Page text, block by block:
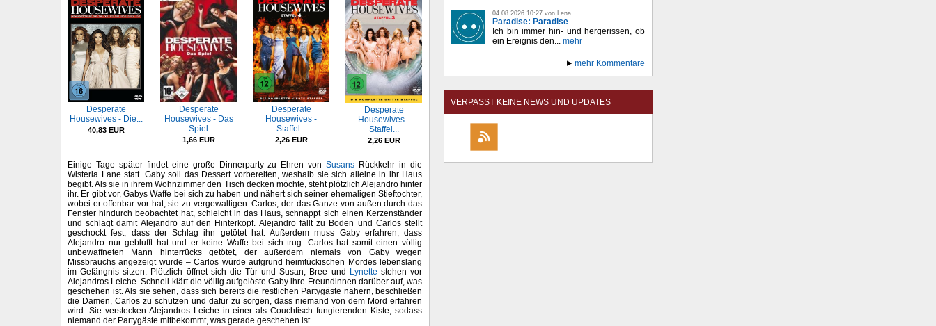
Desperate
Housewives - Die...
40,83 EUR
Desperate
Housewives - Das
Spiel
1,66 EUR
Desperate
Housewives -
Staffel...
2,26 EUR
Desperate
Housewives -
Staffel...
2,26 EUR
Einige Tage später findet eine große Dinnerparty zu Ehren vonSusans Rückkehr in die
Wisteria Lane statt. Gaby soll das Dessert vorbereiten, weshalb sie sich alleine in ihr Haus
begibt. Als sie in ihrem Wohnzimmer den Tisch decken möchte, steht plötzlich Alejandro hinter
ihr. Er gibt vor, Gabys Waffe bei sich zu haben und nähert sich seiner ehemaligen Stieftochter,
wobei er offenbar vor hat, sie zu vergewaltigen. Carlos, der das Ganze von außen durch das
Fenster hindurch beobachtet hat, schleicht in das Haus, schnappt sich einen Kerzenständer
und schlägt damit Alejandro auf den Hinterkopf. Alejandro fällt zu Boden und Carlos stellt
geschockt fest, dass der Schlag ihn getötet hat. Außerdem muss Gaby erfahren, dass
Alejandro nur geblufft hat und er keine Waffe bei sich trug. Carlos hat somit einen völlig
unbewaffneten Mann hinterrücks getötet, der außerdem niemals von Gaby wegen
Missbrauchs angezeigt wurde – Carlos würde aufgrund heimtückischen Mordes lebenslang
im Gefängnis sitzen. Plötzlich öffnet sich die Tür und Susan, Bree und
Lynette stehen vor
Alejandros Leiche. Schnell klärt die völlig aufgelöste Gaby ihre Freundinnen darüber auf, was
geschehen ist. Als sie sehen, dass sich bereits die restlichen Partygäste nähern, beschließen
die Damen, Carlos zu schützen und dafür zu sorgen, dass niemand von dem Mord erfahren
wird. Sie verstecken Alejandros Leiche in einer als Couchtisch fungierenden Kiste, sodass
niemand der Partygäste mitbekommt, was gerade geschehen ist.
04.08.2026 10:27 von Lena
Paradise: Paradise
Ich bin immer hin- und hergerissen, ob
ein Ereignis den... mehr
mehr Kommentare
VERPASST KEINE NEWS UND UPDATES